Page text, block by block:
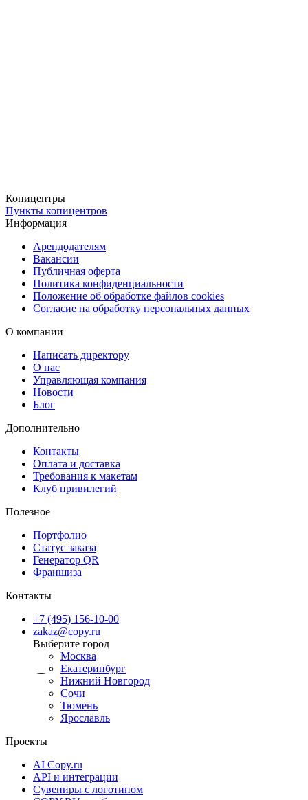
Копицентры
Пункты копицентров
Информация
Арендодателям
Вакансии
Публичная оферта
Политика конфиденциальности
Положение об обработке файлов cookies
Согласие на обработку персональных данных
О компании
Написать директору
О нас
Управляющая компания
Новости
Блог
Дополнительно
Контакты
Оплата и доставка
Требования к макетам
Клуб привилегий
Полезное
Портфолио
Статус заказа
Генератор QR
Франшиза
Контакты
+7 (495) 156-10-00
zakaz@copy.ru
Москва
Екатеринбург
Нижний Новгород
Сочи
Тюмень
Ярославль
Проекты
AI Copy.ru
API и интеграции
Сувениры с логотипом